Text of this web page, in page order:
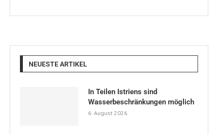
NEUESTE ARTIKEL
In Teilen Istriens sind
Wasserbeschränkungen möglich
6. August 2026